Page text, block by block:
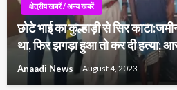
क्षेत्रीय खबरें / अन्य खबरें
छोटे भाई का कुल्हाड़ी से सिर
था, फिर झगड़ा हुआ तो कर दी हत्या;
Anaadi News August 4, 2023